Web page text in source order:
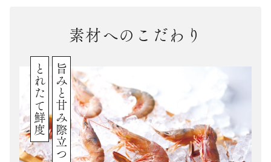
素材へのこだわり
旨みと甘み際立つ
とれたて鮮度